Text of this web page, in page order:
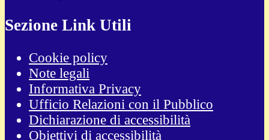
Sezione Link Utili
Cookie policy
Note legali
Informativa Privacy
Ufficio Relazioni con il Pubblico
Dichiarazione di accessibilità
Obiettivi di accessibilità